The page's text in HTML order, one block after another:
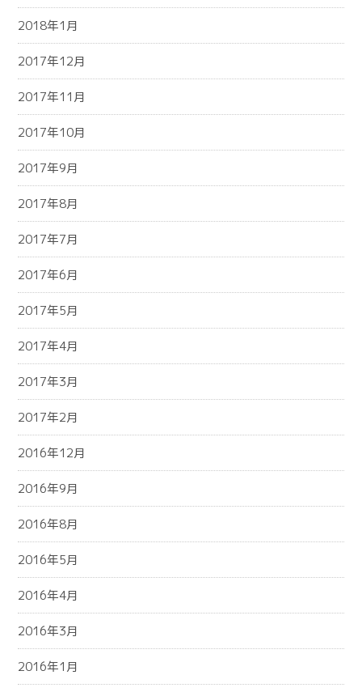
2018年1月
2017年12月
2017年11月
2017年10月
2017年9月
2017年8月
2017年7月
2017年6月
2017年5月
2017年4月
2017年3月
2017年2月
2016年12月
2016年9月
2016年8月
2016年5月
2016年4月
2016年3月
2016年1月